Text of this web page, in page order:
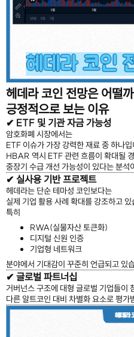
헤데라 코인 전망은 어떨
긍정적으로 보는 이유
✔ ETF 및 기관 자금 가능성
암호화폐 시장에서는
ETF 이슈가 가장 강력한 재료 중 하나입
HBAR 역시 ETF 관련 흐름이 확대될
중장기 수급 개선 가능성이 있다는 분석
✔ 실사용 기반 프로젝트
헤데라는 단순 테마성 코인보다는
실제 기업 활용 사례 확대를 강조하고 있
특히
RWA(실물자산 토큰화)
디지털 신원 인증
기업형 네트워크
분야에서 기대감이 꾸준히 언급되고 있
✔ 글로벌 파트너십
거버넌스 구조에 대형 글로벌 기업들이
다른 알트코인 대비 차별화 요소로 평가